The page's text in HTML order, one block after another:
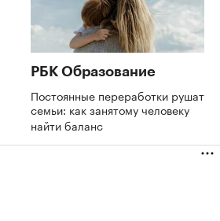
РБК Образование
Постоянные переработки рушат
семьи: как занятому человеку
найти баланс